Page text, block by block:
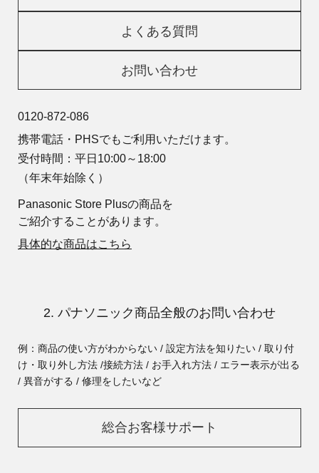
よくある質問
お問い合わせ
0120-872-086
携帯電話・PHSでもご利用いただけます。
受付時間：平日10:00～18:00
（年末年始除く）
Panasonic Store Plusの商品を
ご紹介することがあります。
具体的な商品はこちら
2. パナソニック商品全般のお問い合わせ
例：商品の使い方がわからない / 設定方法を知りたい / 取り付
け・取り外し方法 /接続方法 / お手入れ方法 / エラー表示が出る
/ 異音がする / 修理をしたいなど
総合お客様サポート